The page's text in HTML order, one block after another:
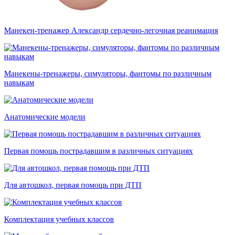
Манекен-тренажер Александр сердечно-легочная реанимация
Манекены-тренажеры, симуляторы, фантомы по различным
навыкам
Анатомические модели
Первая помощь пострадавшим в различных ситуациях
Для автошкол, первая помощь при ДТП
Комплектация учебных классов